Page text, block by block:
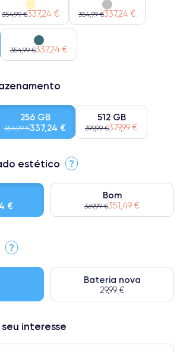
354,99 €337,24 € 354,99 €337,24 €
354,99 €337,24 €
256 GB
354,99 €337,24 €
512 GB
399,99 €379,99 €
estético ?
€
Bom
369,99 €351,49 €
uso intensivo.
telefones atingem a classificação
?
Bateria nova
29,99 €
interesse